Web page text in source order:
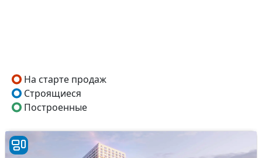
На старте продаж
Строящиеся
Построенные